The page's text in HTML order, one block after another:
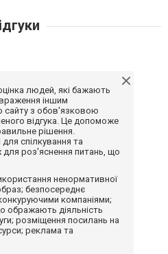
людей, які бажають
іншим
сайту з обов'язковою
відгука. Це допоможе
рішення.
спілкування та
роз'яснення питань, що
ненормативної
безпосереднє
компаніями;
ображають діяльність
розміщення посилань на
реклама та